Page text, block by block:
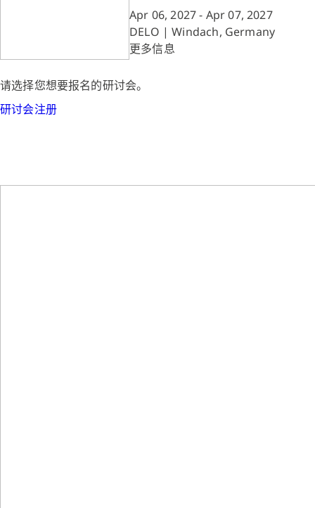
Apr 06, 2027 - Apr 07, 2027
DELO | Windach, Germany
更多信息
请选择您想要报名的研讨会。
研讨会注册